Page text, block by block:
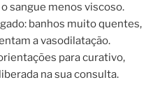
sangue menos viscoso.
banhos muito quentes,
a vasodilatação.
para curativo,
na sua consulta.